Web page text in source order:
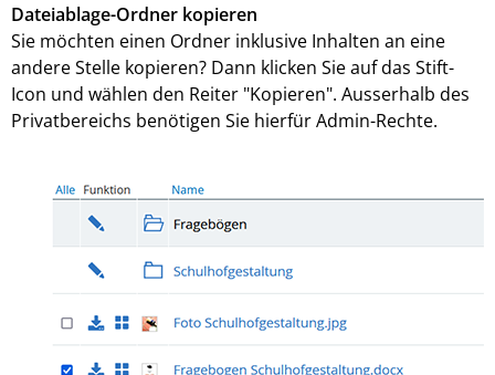
Dateiablage-Ordner kopieren
Sie möchten einen Ordner inklusive Inhalten an eine
andere Stelle kopieren? Dann klicken Sie auf das Stift-
Icon und wählen den Reiter "Kopieren". Ausserhalb des
Privatbereichs benötigen Sie hierfür Admin-Rechte.